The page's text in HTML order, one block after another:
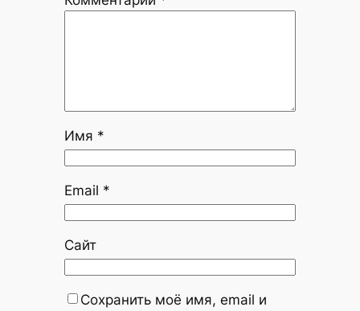
Имя *
Email *
Сайт
Сохранить моё имя, email и